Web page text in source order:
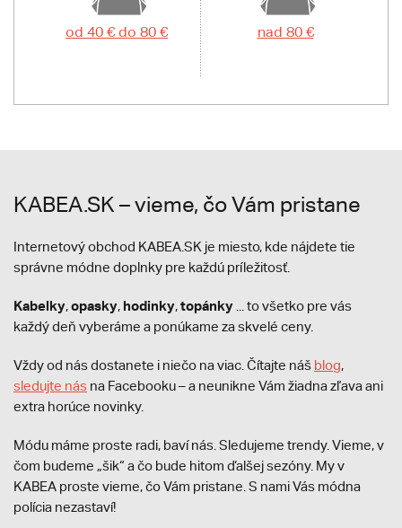
od 40 € do 80 € nad 80 €
KABEA.SK – vieme, čo Vám pristane
Internetový obchod KABEA.SK je miesto, kde nájdete tie
správne módne doplnky pre každú príležitosť.
Kabelky,opasky, hodinky,topánky ... to všetko pre vás
každý deň vyberáme a ponúkame za skvelé ceny.
Vždy od nás dostanete i niečo na viac. Čítajte náš blog,
sledujte nás na Facebooku – a neunikne Vám žiadna zľava ani
extra horúce novinky.
Módu máme proste radi, baví nás. Sledujeme trendy. Vieme, v
čom budeme „šik“ a čo bude hitom ďalšej sezóny. My v
KABEA proste vieme, čo Vám pristane. S nami Vás módna
polícia nezastaví!